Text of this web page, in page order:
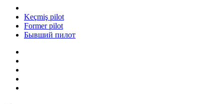
Keçmiş pilot
Former pilot
Бывший пилот